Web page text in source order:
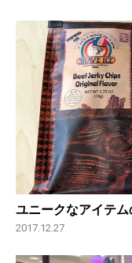
ユニークなアイテ
2017.12.27